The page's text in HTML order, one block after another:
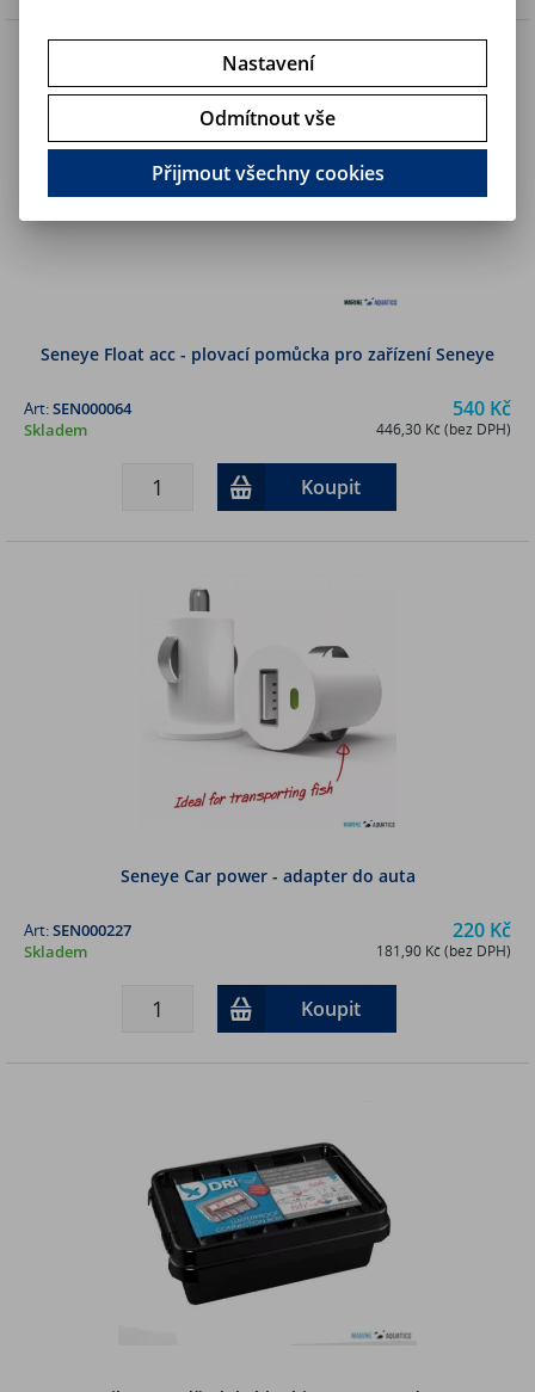
Seneye Float acc - plovací pomůcka pro zařízení Seneye
540 Kč
446,30 Kč (bez DPH)
Art:SEN000064
Skladem
Koupit
Seneye Car power - adapter do auta
220 Kč
181,90 Kč (bez DPH)
Art:SEN000227
Skladem
Koupit
Nastavení
Odmítnout vše
Přijmout všechny cookies